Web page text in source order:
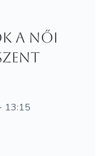
a női
13:15